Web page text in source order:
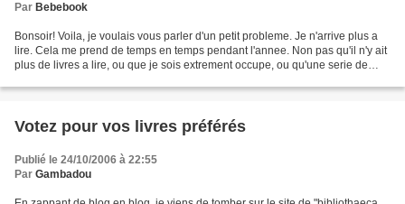
Par Bebebook
Bonsoir! Voila, je voulais vous parler d'un petit probleme. Je n'arrive plus a
lire. Cela me prend de temps en temps pendant l'annee. Non pas qu'il n'y ait
plus de livres a lire, ou que je sois extrement occupe, ou qu'une serie de
Votez pour vos livres préférés
Publié le 24/10/2006 à 22:55
Par Gambadou